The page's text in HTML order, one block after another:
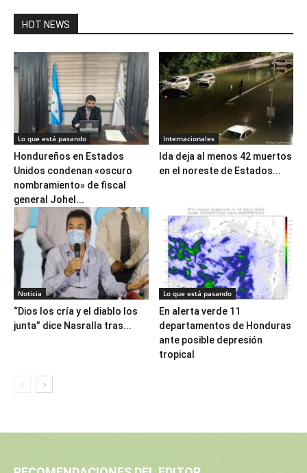
HOT NEWS
Lo que está pasando
Hondureños en Estados
Unidos condenan «oscuro
nombramiento» de fiscal
general Johel...
Internacionales
Ida deja al menos 42 muertos
en el noreste de Estados...
Noticia
“Dios los cría y el diablo los
junta” dice Nasralla tras...
Lo que está pasando
En alerta verde 11
departamentos de Honduras
ante posible depresión
tropical